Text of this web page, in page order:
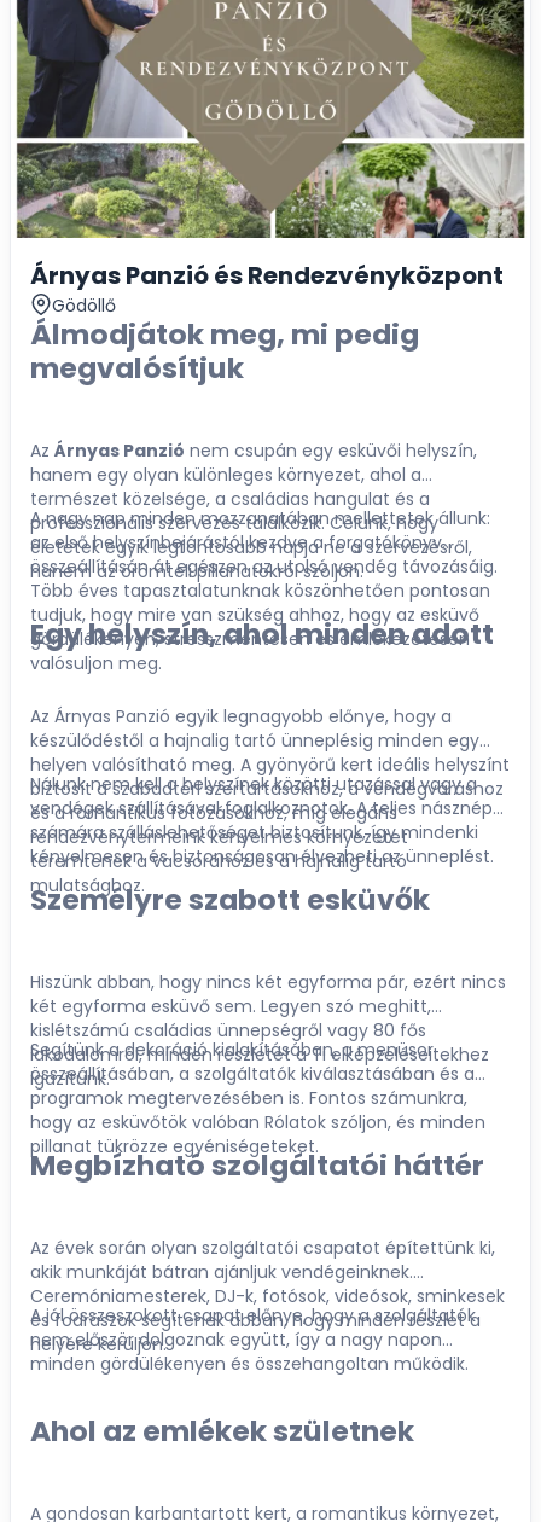
Árnyas Panzió és Rendezvényközpont
Gödöllő
Álmodjátok meg, mi pedig
megvalósítjuk
Az Árnyas Panzió nem csupán egy esküvői helyszín,
hanem egy olyan különleges környezet, ahol a
természet közelsége, a családias hangulat és a
professzionális szervezés találkozik. Célunk, hogy
életetek egyik legfontosabb napja ne a szervezésről,
hanem az örömteli pillanatokról szóljon.
A nagy nap minden mozzanatában mellettetek állunk:
az első helyszínbejárástól kezdve a forgatókönyv
összeállításán át egészen az utolsó vendég távozásáig.
Több éves tapasztalatunknak köszönhetően pontosan
tudjuk, hogy mire van szükség ahhoz, hogy az esküvő
gördülékenyen, stresszmentesen és emlékezetesen
valósuljon meg.
Egy helyszín, ahol minden adott
Az Árnyas Panzió egyik legnagyobb előnye, hogy a
készülődéstől a hajnalig tartó ünneplésig minden egy
helyen valósítható meg. A gyönyörű kert ideális helyszínt
biztosít a szabadtéri szertartásokhoz, a vendégváráshoz
és a romantikus fotózásokhoz, míg elegáns
rendezvénytermeink kényelmes környezetet
teremtenek a vacsorához és a hajnalig tartó
mulatsághoz.
Nálunk nem kell a helyszínek közötti utazással vagy a
vendégek szállításával foglalkoznotok. A teljes násznép
számára szálláslehetőséget biztosítunk, így mindenki
kényelmesen és biztonságosan élvezheti az ünneplést.
Személyre szabott esküvők
Hiszünk abban, hogy nincs két egyforma pár, ezért nincs
két egyforma esküvő sem. Legyen szó meghitt,
kislétszámú családias ünnepségről vagy 80 fős
lakodalomról, minden részletet a Ti elképzeléseitekhez
igazítunk.
Segítünk a dekoráció kialakításában, a menüsor
összeállításában, a szolgáltatók kiválasztásában és a
programok megtervezésében is. Fontos számunkra,
hogy az esküvőtök valóban Rólatok szóljon, és minden
pillanat tükrözze egyéniségeteket.
Megbízható szolgáltatói háttér
Az évek során olyan szolgáltatói csapatot építettünk ki,
akik munkáját bátran ajánljuk vendégeinknek.
Ceremóniamesterek, DJ-k, fotósok, videósok, sminkesek
és fodrászok segítenek abban, hogy minden részlet a
helyére kerüljön.
A jól összeszokott csapat előnye, hogy a szolgáltatók
nem először dolgoznak együtt, így a nagy napon
minden gördülékenyen és összehangoltan működik.
Ahol az emlékek születnek
A gondosan karbantartott kert, a romantikus környezet,